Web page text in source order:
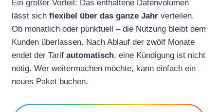
Ein großer Vorteil: Das enthaltene Datenvolumen
lässt sich flexibel über das ganze Jahr verteilen.
Ob monatlich oder punktuell – die Nutzung bleibt dem
Kunden überlassen. Nach Ablauf der zwölf Monate
endet der Tarif automatisch, eine Kündigung ist nicht
nötig. Wer weitermachen möchte, kann einfach ein
neues Paket buchen.